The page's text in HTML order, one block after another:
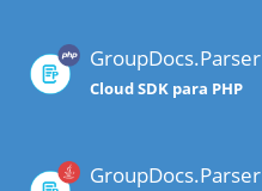
GroupDocs.Parser
Cloud SDK para PHP
GroupDocs.Parser